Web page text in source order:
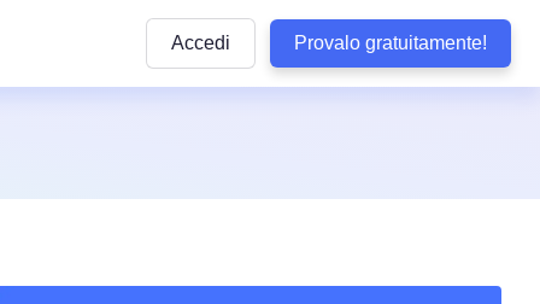
Visualizza Tutte le Normative
Accedi Provalo gratuitamente!